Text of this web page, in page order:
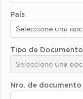
País
Tipo de Documento
Nro. de documento